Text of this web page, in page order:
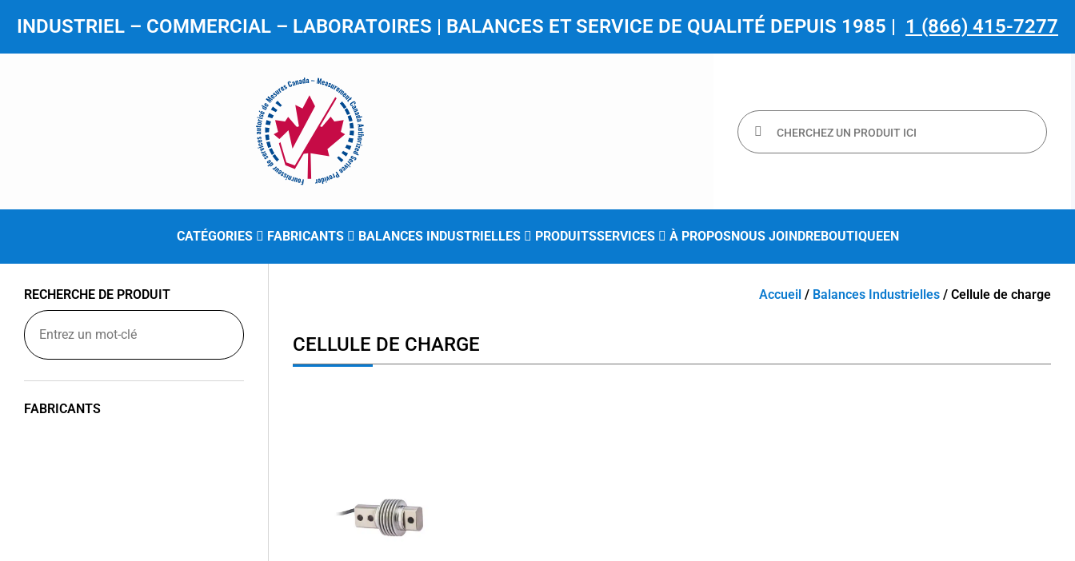
INDUSTRIEL – COMMERCIAL – LABORATOIRES | BALANCES ET SERVICE DE QUALITÉ DEPUIS 1985 | 1 (866) 415-7277
CATÉGORIES FABRICANTS BALANCES INDUSTRIELLES PRODUITSSERVICES À PROPOSNOUS JOINDREBOUTIQUEEN
RECHERCHE DE PRODUIT
FABRICANTS
Accueil / Balances Industrielles / Cellule de charge
CELLULE DE CHARGE